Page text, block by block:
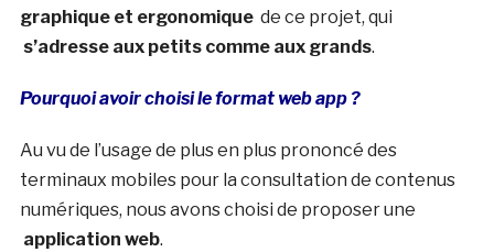
graphique et ergonomiquede ce projet, qui
s’adresse aux petits comme aux grands.
Pourquoi avoir choisi le format web app ?
Au vu de l’usage de plus en plus prononcé des
terminaux mobiles pour la consultation de contenus
numériques, nous avons choisi de proposer une
application web.